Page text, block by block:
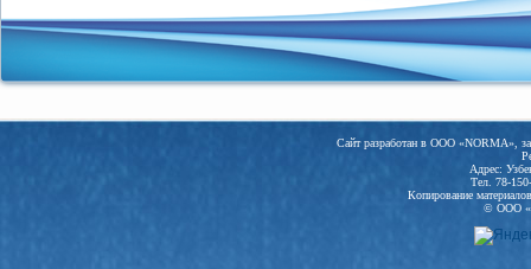
Сайт разработан в ООО «NORMA»,
Адрес:
Тел. 78-
Копирование
© ООО